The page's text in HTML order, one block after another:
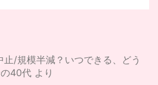
/規模半減？いつできる、どう
40代 より